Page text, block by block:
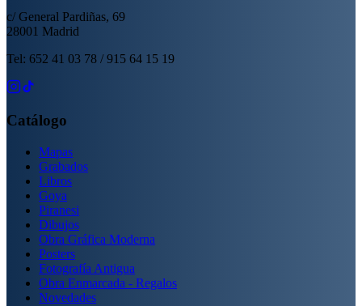
c/ General Pardiñas, 69
28001 Madrid
Tel: 652 41 03 78 / 915 64 15 19
Catálogo
Mapas
Grabados
Libros
Goya
Piranesi
Dibujos
Obra Gráfica Moderna
Posters
Fotografía Antigua
Obra Enmarcada - Regalos
Novedades